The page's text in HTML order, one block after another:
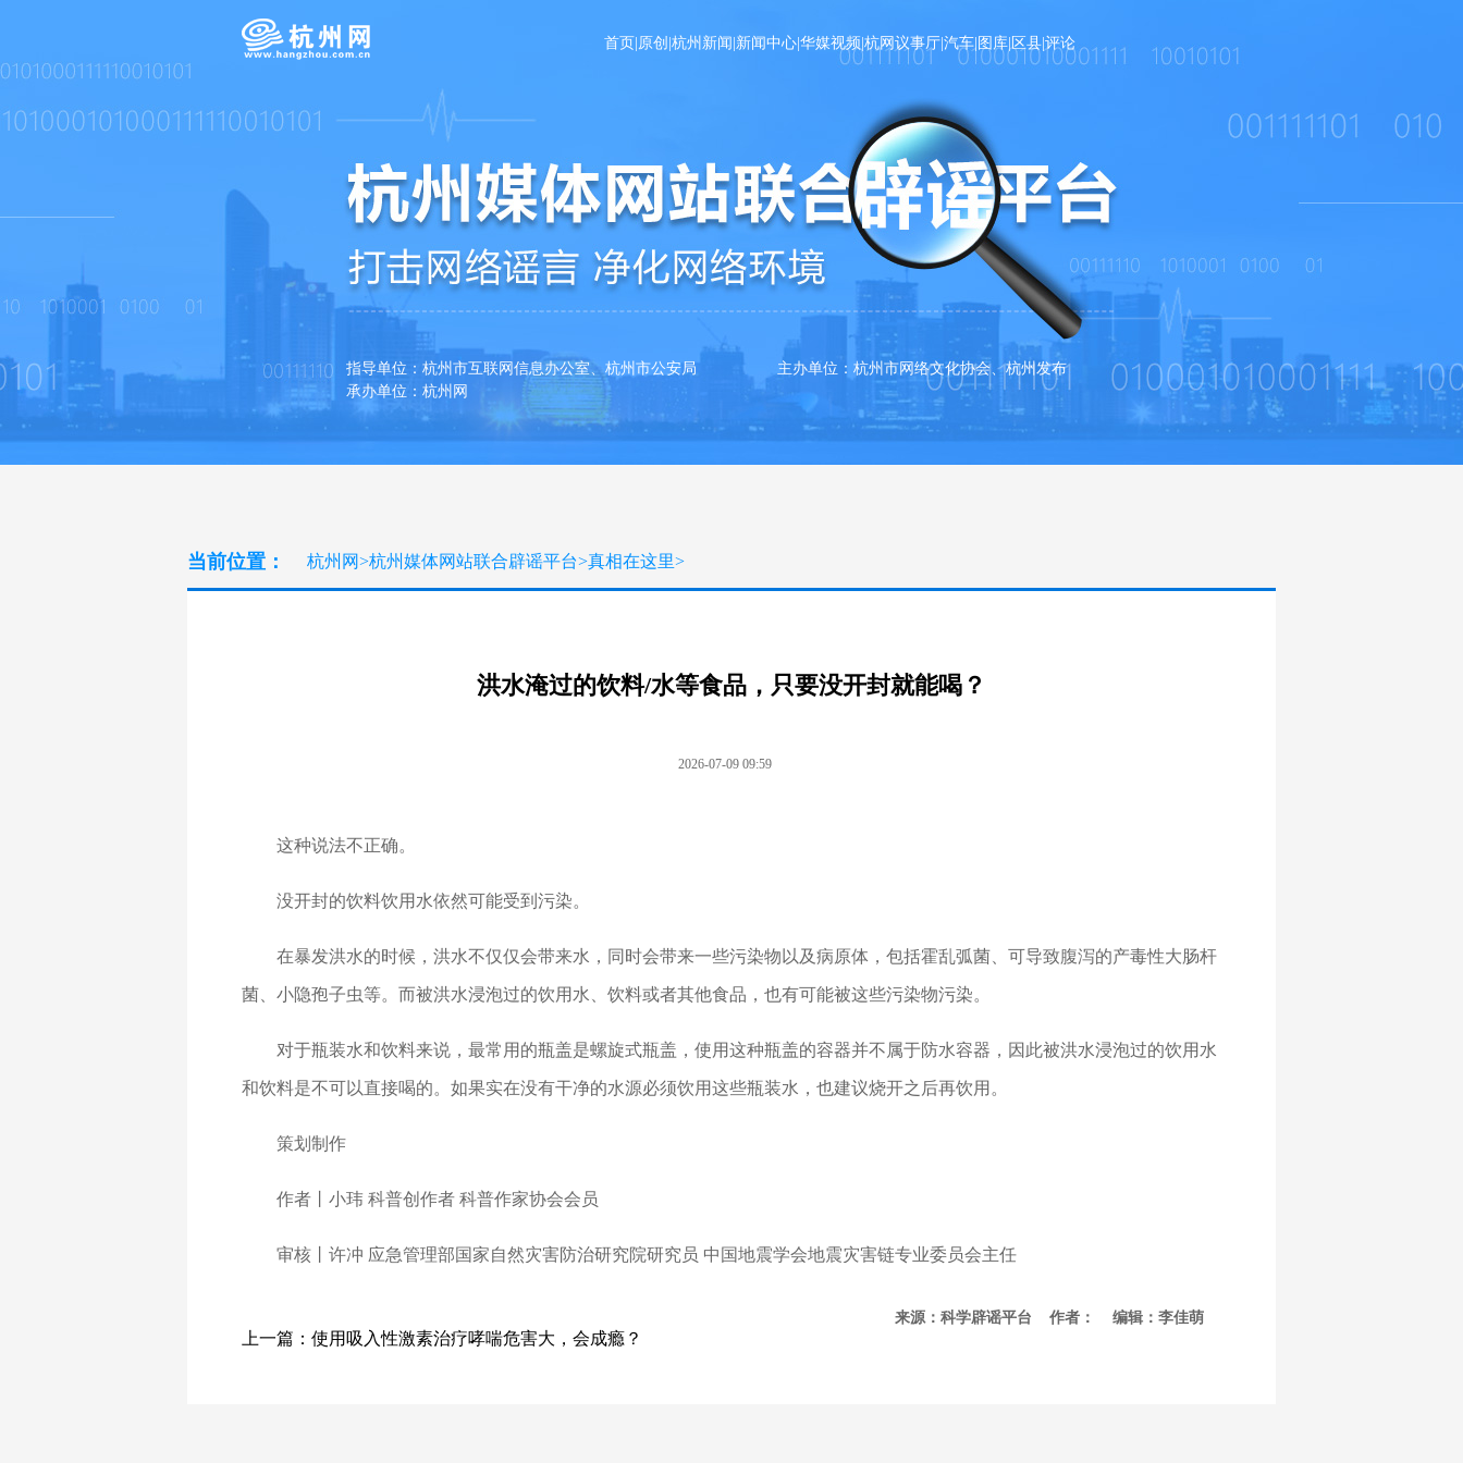
首页 原创 杭州新闻 新闻中心| 华媒视频 杭网议事厅| 汽车| 图库|区县| 评论
指导单位：杭州市互联网信息办公室、杭州市公安局 主办单位：杭州市网络文化协会、杭州发布
承办单位：杭州网
当前位置： 杭州网>杭州媒体网站联合辟谣平台>真相在这里>
洪水淹过的饮料/水等食品，只要没开封就能喝？
2026-07-09 09:59
这种说法不正确。
没开封的饮料饮用水依然可能受到污染。
在暴发洪水的时候，洪水不仅仅会带来水，同时会带来一些污染物以及病原体，包括霍乱弧菌、可导致腹泻的产毒性大肠杆
菌、小隐孢子虫等。而被洪水浸泡过的饮用水、饮料或者其他食品，也有可能被这些污染物污染。
对于瓶装水和饮料来说，最常用的瓶盖是螺旋式瓶盖，使用这种瓶盖的容器并不属于防水容器，因此被洪水浸泡过的饮用水
和饮料是不可以直接喝的。如果实在没有干净的水源必须饮用这些瓶装水，也建议烧开之后再饮用。
策划制作
作者丨小玮 科普创作者 科普作家协会会员
审核丨许冲 应急管理部国家自然灾害防治研究院研究员 中国地震学会地震灾害链专业委员会主任
来源：科学辟谣平台 作者： 编辑：李佳萌
上一篇： 使用吸入性激素治疗哮喘危害大，会成瘾？